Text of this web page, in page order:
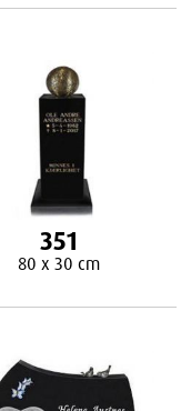
351
80 x 30 cm